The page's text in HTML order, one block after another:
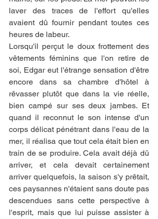
laver des traces de l'effort qu'elles
avaient dû fournir pendant toutes ces
heures de labeur.
Lorsqu'il perçut le doux frottement des
vêtements féminins que l'on retire de
soi, Edgar eut l'étrange sensation d'être
encore dans sa chambre d'hôtel à
rêvasser plutôt que dans la vie réelle,
bien campé sur ses deux jambes. Et
quand il reconnut le son intense d'un
corps délicat pénétrant dans l'eau de la
mer, il réalisa que tout cela était bien en
train de se produire. Cela avait déjà dû
arriver, et cela devait certainement
arriver quelquefois, la saison s'y prêtait,
ces paysannes n'étaient sans doute pas
descendues sans cette perspective à
l'esprit, mais que lui puisse assister à